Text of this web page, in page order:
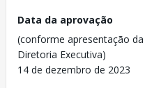
Data da aprovação
(conforme apresentação da
Diretoria Executiva)
14 de dezembro de 2023